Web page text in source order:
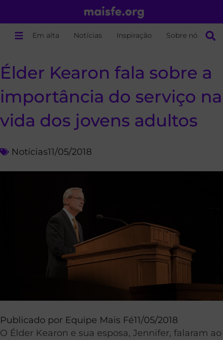
Em alta Notícias Inspiração Sobre nós
Élder Kearon fala sobre a
importância do serviço na
vida dos jovens adultos
Notícias11/05/2018
Publicado por Equipe Mais Fé11/05/2018
O Élder Kearon e sua esposa, Jennifer, falaram ao